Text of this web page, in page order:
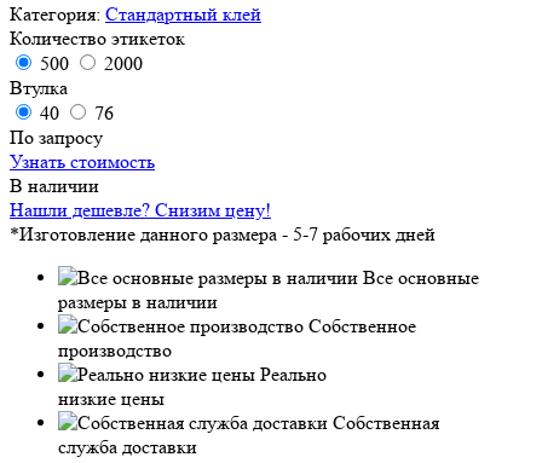
Категория: Стандартный клей
Количество этикеток
500
2000
Втулка
40
76
По запросу
Узнать стоимость
В наличии
Нашли дешевле? Снизим цену!
*Изготовление данного размера - 5-7 рабочих дней
Все основные
размеры в наличии
Собственное
производство
Реально
низкие цены
Собственная
служба доставки